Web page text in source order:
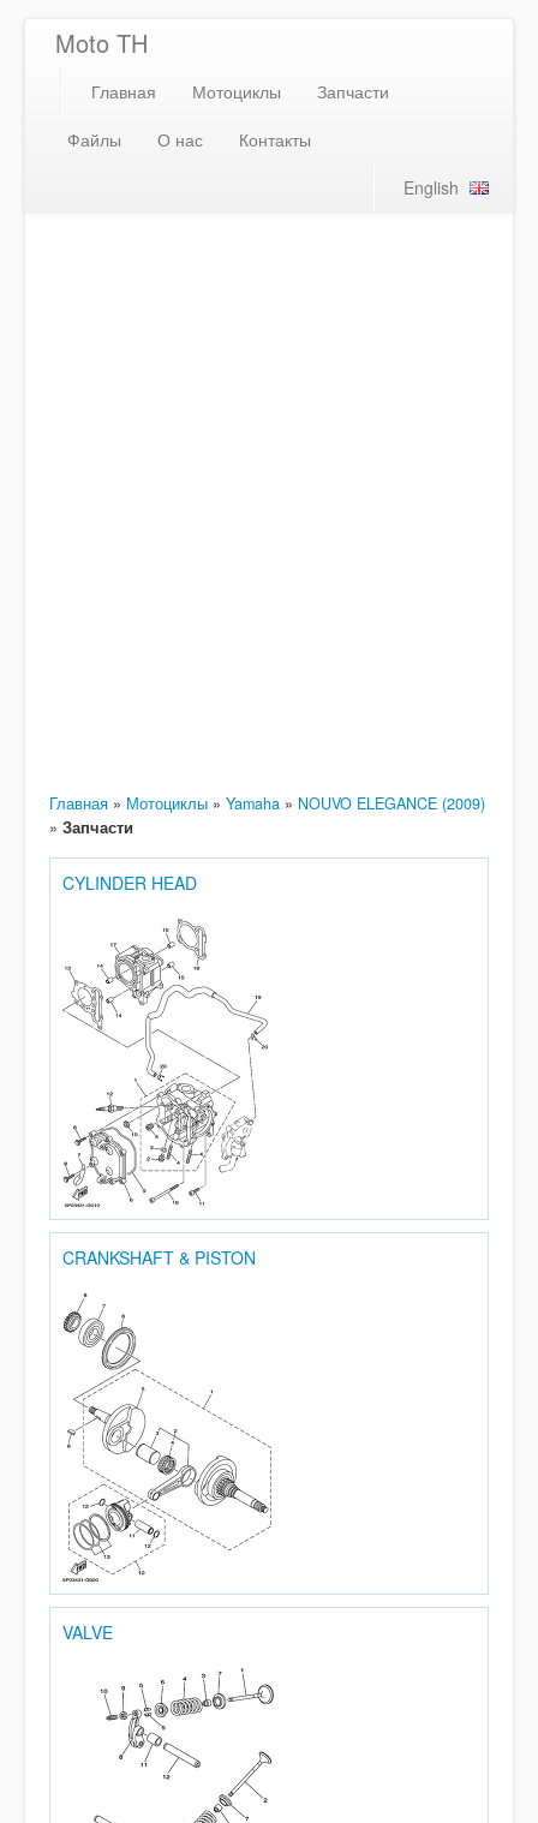
Moto TH
Главная Мотоциклы
Запчасти
Файлы
О нас
Контакты
English
Главная » Мотоциклы » Yamaha » NOUVO ELEGANCE (2009)
» Запчасти
CYLINDER HEAD
CRANKSHAFT & PISTON
VALVE